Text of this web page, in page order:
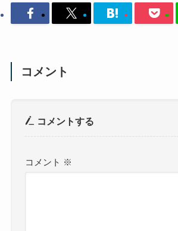
コメント
コメントする
コメント ※